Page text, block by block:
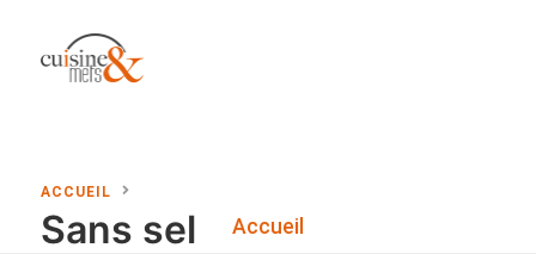
Accueil
ACCUEIL
Sans sel